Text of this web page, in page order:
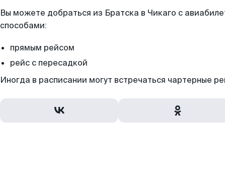
Вы можете добраться из Братска в Чикаго с
способами:
прямым рейсом
рейс с пересадкой
Иногда в расписании могут встречаться чартерные